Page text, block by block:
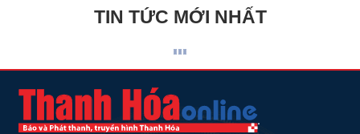
TIN TỨC MỚI NHẤT